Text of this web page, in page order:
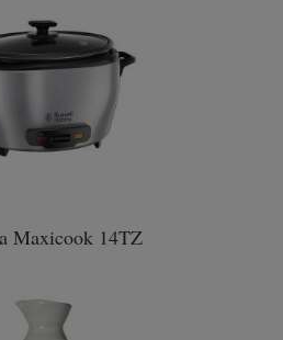
Maxicook 14TZ